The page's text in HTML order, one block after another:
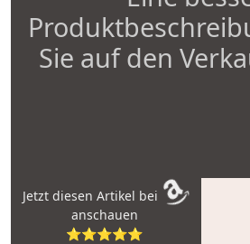
Sie auf den
Jetzt diesen Artikel bei
anschauen
⭐⭐⭐⭐⭐